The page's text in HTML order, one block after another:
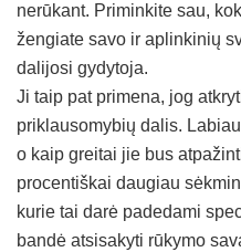
nerūkant. Priminkite sau,
žengiate savo ir aplinkinių
dalijosi gydytoja.
Ji taip pat primena, jog
priklausomybių dalis.
o kaip greitai jie bus
procentiškai daugiau
kurie tai darė padedami
bandė atsisakyti rūkymo